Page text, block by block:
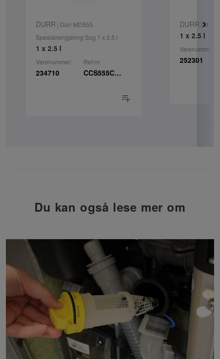
DURR | Dürr MD555
Spesialrengjøring Sug 1 x 2.5 l
1 x 2.5 l
Varenummer:
234710
Ref.nr:
CCS555C6150
DURR | Dürr
1 x 2.5 l
Varenummer:
252301
Du kan også lese mer om